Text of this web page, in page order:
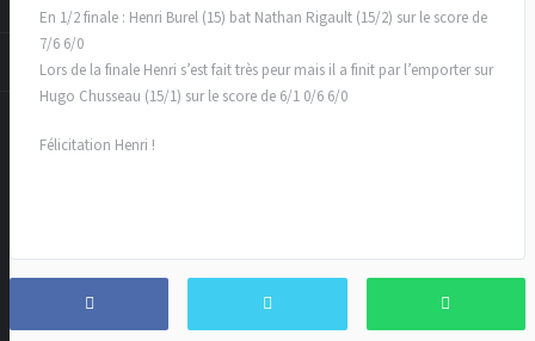
En 1/2 finale : Henri Burel (15) bat Nathan Rigault (15/2) sur le score de
7/6 6/0
Lors de la finale Henri s’est fait très peur mais il a finit par l’emporter sur
Hugo Chusseau (15/1) sur le score de 6/1 0/6 6/0
Félicitation Henri !